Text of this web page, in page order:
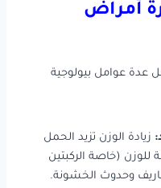
أمراض
عدة عوامل بيولوجية
زيادة الوزن تزيد الحمل
للوزن (خاصة الركبتين
وحدوث الخشونة.